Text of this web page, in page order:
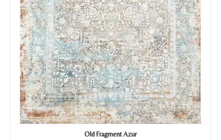
Old Fragment Azur